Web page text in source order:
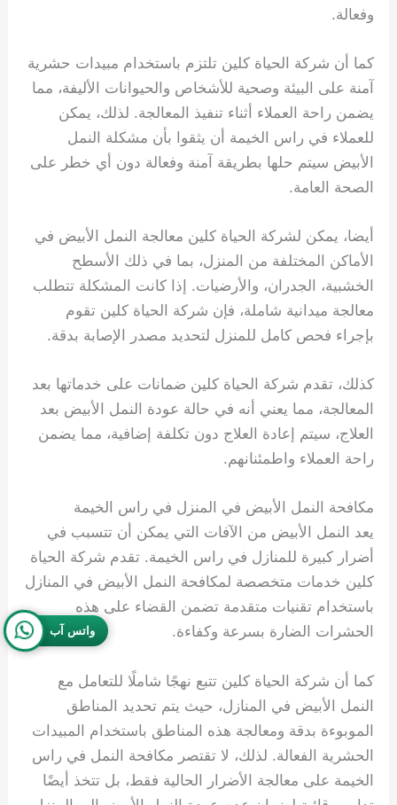
وفعالة.
كما أن شركة الحياة كلين تلتزم باستخدام مبيدات حشرية
آمنة على البيئة وصحية للأشخاص والحيوانات الأليفة، مما
يضمن راحة العملاء أثناء تنفيذ المعالجة. لذلك، يمكن
للعملاء في راس الخيمة أن يثقوا بأن مشكلة النمل
الأبيض سيتم حلها بطريقة آمنة وفعالة دون أي خطر على
الصحة العامة.
أيضا، يمكن لشركة الحياة كلين معالجة النمل الأبيض في
الأماكن المختلفة من المنزل، بما في ذلك الأسطح
الخشبية، الجدران، والأرضيات. إذا كانت المشكلة تتطلب
معالجة ميدانية شاملة، فإن شركة الحياة كلين تقوم
بإجراء فحص كامل للمنزل لتحديد مصدر الإصابة بدقة.
كذلك، تقدم شركة الحياة كلين ضمانات على خدماتها بعد
المعالجة، مما يعني أنه في حالة عودة النمل الأبيض بعد
العلاج، سيتم إعادة العلاج دون تكلفة إضافية، مما يضمن
راحة العملاء واطمئنانهم.
مكافحة النمل الأبيض في المنزل في راس الخيمة
يعد النمل الأبيض من الآفات التي يمكن أن تتسبب في
أضرار كبيرة للمنازل في راس الخيمة. تقدم شركة الحياة
كلين خدمات متخصصة لمكافحة النمل الأبيض في المنازل
باستخدام تقنيات متقدمة تضمن القضاء على هذه
الحشرات الضارة بسرعة وكفاءة.
كما أن شركة الحياة كلين تتبع نهجًا شاملًا للتعامل مع
النمل الأبيض في المنازل، حيث يتم تحديد المناطق
الموبوءة بدقة ومعالجة هذه المناطق باستخدام المبيدات
الحشرية الفعالة. لذلك، لا تقتصر مكافحة النمل في راس
الخيمة على معالجة الأضرار الحالية فقط، بل تتخذ أيضًا
واتس آب